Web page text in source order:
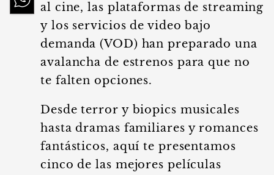
al cine, las plataformas de streaming
y los servicios de video bajo
demanda (VOD) han preparado una
avalancha de estrenos para que no
te falten opciones.
Desde terror y biopics musicales
hasta dramas familiares y romances
fantásticos, aquí te presentamos
cinco de las mejores películas